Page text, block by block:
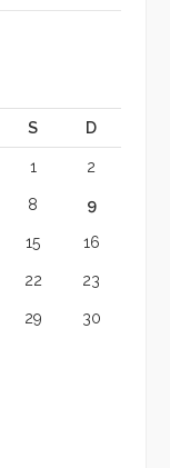
S D
1 2
8 9
15 16
22 23
29 30